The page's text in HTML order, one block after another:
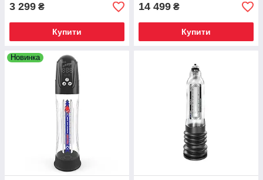
3 299 ₴
Купити
14 499 ₴
Купити
Новинка